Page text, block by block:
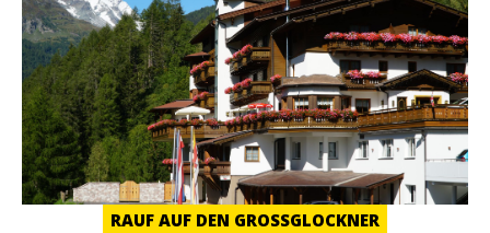
RAUF AUF DEN GROSSGLOCKNER